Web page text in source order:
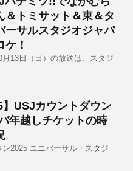
＆トミサット＆東＆タ
ーサルスタジオジャパ
ケ！
13日（日）の放送は、スタジ
】USJカウントダウン
年越しチケットの時
2025 ユニバーサル・スタジ